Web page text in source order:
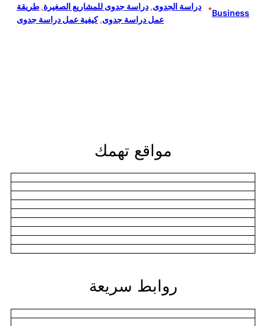
دراسة الجدوى, دراسة جدوى للمشاريع الصغيرة, طريقة
عمل دراسة جدوى, كيفية عمل دراسة جدوى
•Business
مواقع تهمك
روابط سريعة